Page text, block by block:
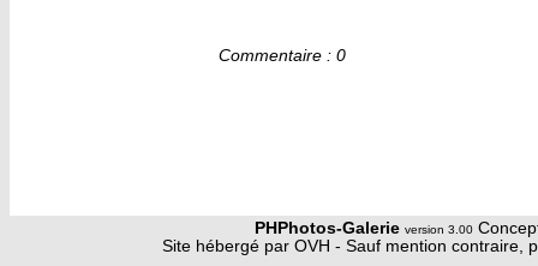
Commentaire : 0
PHPhotos-Galerie version 3.00
Site hébergé par OVH - Sauf mention contraire,